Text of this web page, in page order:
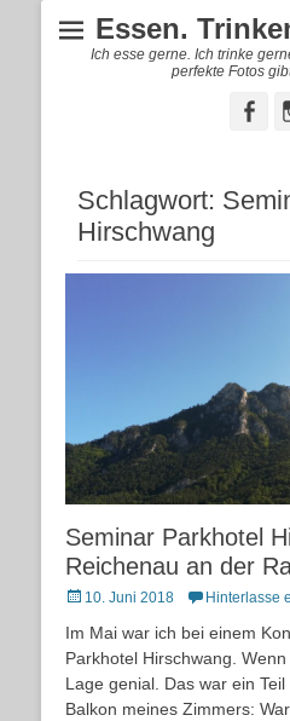
Essen.
Ich esse gerne. Ich trinke
perfekte Fotos
Schlagwort:
Hirschwang
Seminar Parkhotel
Reichenau an der
Posted
10. Juni 2018 Hinterlasse
Im Mai war ich bei einem
Parkhotel Hirschwang.
Lage genial. Das war ein
Balkon meines Zimmers: